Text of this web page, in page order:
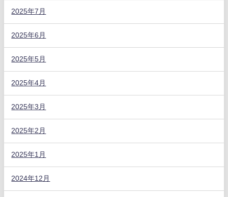
2025年7月
2025年6月
2025年5月
2025年4月
2025年3月
2025年2月
2025年1月
2024年12月